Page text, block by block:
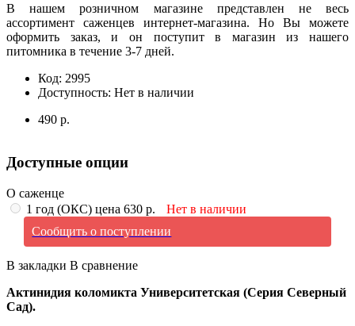
В нашем розничном магазине представлен не весь
ассортимент саженцев интернет-магазина. Но Вы можете
оформить заказ, и он поступит в магазин из нашего
питомника в течение 3-7 дней.
Код: 2995
Доступность: Нет в наличии
490 р.
Доступные опции
О саженце
1 год (ОКС) цена 630 р.
Нет в наличии
Сообщить о поступлении
В закладки В сравнение
Актинидия коломикта Университетская (Серия Северный
Сад).